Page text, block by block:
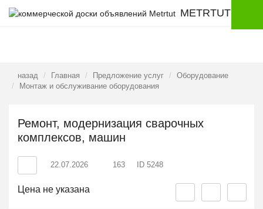
METRTUT
назад Главная Предложение услуг
Оборудование
Монтаж и обслуживание оборудования
Ремонт, модернизация сварочных
комплексов, машин
22.07.2026 163 ID 5248
Цена не указана